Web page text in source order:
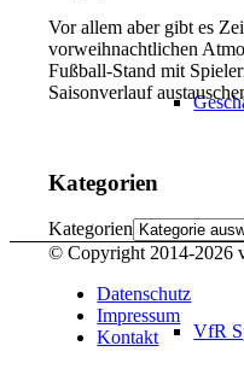
VfR
Vor allem aber gibt es
vorweihnachtlichen
Fußball-Stand mit
Saisonverlauf
Kategorien
Kategorien
© Copyright 2014-2026
Datenschutz
Impressum
Kontakt